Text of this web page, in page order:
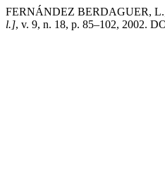
FERNÁNDEZ BERDAGUER, L.;
l.], v. 9, n. 18, p. 85–102, 2002.